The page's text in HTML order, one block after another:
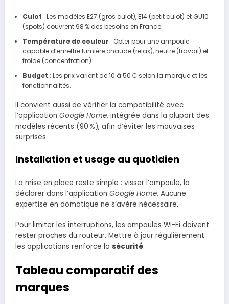
Culot : Les modèles E27 (gros culot), E14 (petit culot) et GU10
(spots) couvrent 98 % des besoins en France.
Température de couleur : Opter pour une ampoule
capable d’émettre lumière chaude (relax), neutre (travail) et
froide (concentration).
Budget : Les prix varient de 10 à 50 € selon la marque et les
fonctionnalités.
Il convient aussi de vérifier la compatibilité avec
l’application Google Home, intégrée dans la plupart des
modèles récents (90 %), afin d’éviter les mauvaises
surprises.
Installation et usage au quotidien
La mise en place reste simple : visser l’ampoule, la
déclarer dans l’application Google Home. Aucune
expertise en domotique ne s’avère nécessaire.
Pour limiter les interruptions, les ampoules Wi-Fi doivent
rester proches du routeur. Mettre à jour régulièrement
les applications renforce la sécurité.
Tableau comparatif des
marques